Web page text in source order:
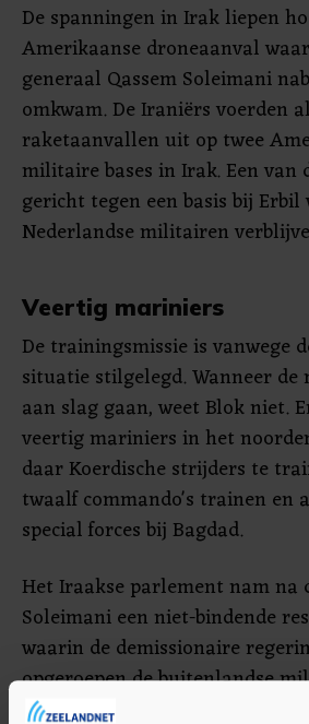
De spanningen in Irak liepen
Amerikaanse droneaanval
generaal Qassem Soleimani
omkwam. De Iraniërs voerden
raketaanvallen uit op twee
militaire bases in Irak. Een van
gericht tegen een basis bij Erbil
Nederlandse militairen
Veertig mariniers
De trainingsmissie is vanwege
situatie stilgelegd. Wanneer
aan slag gaan, weet Blok niet.
veertig mariniers in het
daar Koerdische strijders te
twaalf commando's trainen en
special forces bij Bagdad.
Het Iraakse parlement nam na
Soleimani een niet-bindende
waarin de demissionaire
opgeroepen de buitenlandse
vertrekken. Het was een